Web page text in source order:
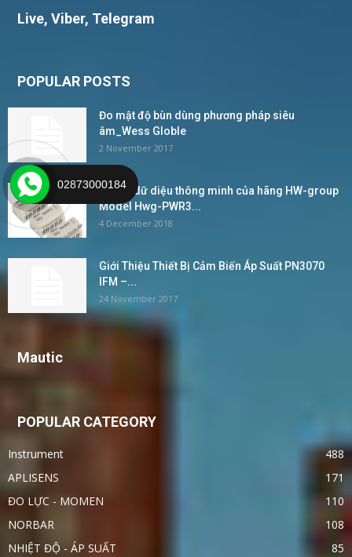
Live, Viber, Telegram
POPULAR POSTS
Đo mật độ bùn dùng phương pháp siêu
âm_Wess Globle
2 November 2017
Bộ ghi dữ diệu thông minh của hãng HW-group
Model Hwg-PWR3...
4 December 2018
Giới Thiệu Thiết Bị Cảm Biến Áp Suất PN3070
IFM –...
24 November 2017
Mautic
POPULAR CATEGORY
Instrument
488
APLISENS
171
ĐO LỰC - MOMEN
110
NORBAR
108
NHIỆT ĐỘ - ÁP SUẤT
85
02873000184